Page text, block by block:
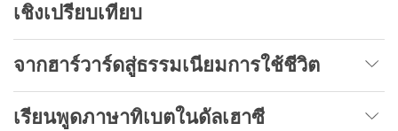
เชิงเปรียบเทียบ
จากฮาร์วาร์ดสู่ธรรมเนียมการใช้ชีวิต
เรียนพูดภาษาทิเบตในดัลเฮาซี